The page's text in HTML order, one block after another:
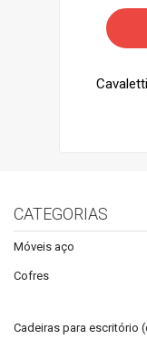
CATEGORIAS
Móveis aço
Cofres
Cadeiras para escritório